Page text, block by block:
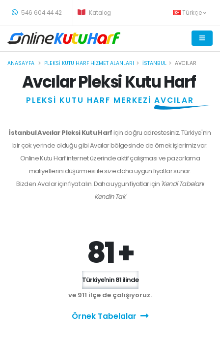
546 604 44 42 Katalog Türkçe
ANASAYFA PLEKSI KUTU HARF HIZMET ALANLARI İSTANBUL AVCILAR
Avcılar Pleksi Kutu Harf
PLEKSİ KUTU HARF MERKEZİ AVCILAR
İstanbul Avcılar Pleksi Kutu Harfiçin doğru adrestesiniz. Türkiye'nin
bir çok yerinde olduğu gibi Avcılar bölgesinde de örnek işlerimiz var.
Online Kutu Harf internet üzerinde aktif çalışması ve pazarlama
maliyetlerini düşürmesi ile size daha uygun fiyatlar sunar.
BizdenAvcılariçin fiyat alın. Daha uygun fiyatlar için 'Kendi Tabelanı
Kendin Tak'
81 +
Türkiye'nin 81 ilinde
ve 911 ilçe de çalışıyoruz.
Örnek Tabelalar